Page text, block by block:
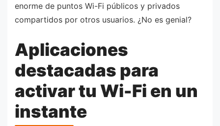
enorme de puntos Wi-Fi públicos y privados
compartidos por otros usuarios. ¿No es genial?
Aplicaciones
destacadas para
activar tu Wi-Fi en un
instante